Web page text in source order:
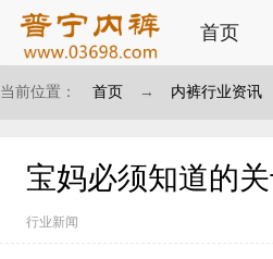
首页
当前位置： 首页 → 内裤行业资讯
宝妈必须知道的
行业新闻